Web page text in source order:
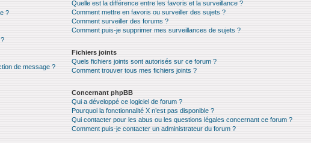
?
de message ?
Quelle est la différence entre les favoris et la surveillance ?
Comment mettre en favoris ou surveiller des sujets ?
Comment surveiller des forums ?
Comment puis-je supprimer mes surveillances de sujets ?
Fichiers joints
Quels fichiers joints sont autorisés sur ce forum ?
Comment trouver tous mes fichiers joints ?
Concernant phpBB
Qui a développé ce logiciel de forum ?
Pourquoi la fonctionnalité X n’est pas disponible ?
Qui contacter pour les abus ou les questions légales concernant ce forum ?
Comment puis-je contacter un administrateur du forum ?